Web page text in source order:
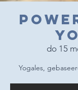
do 15
Yogales,